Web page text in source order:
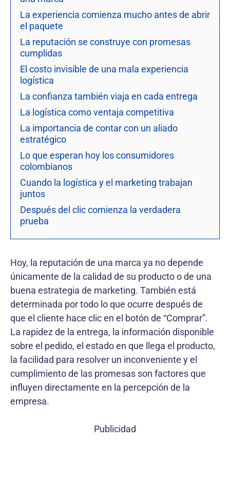
La experiencia comienza mucho antes de abrir
el paquete
La reputación se construye con promesas
cumplidas
El costo invisible de una mala experiencia
logística
La confianza también viaja en cada entrega
La logística como ventaja competitiva
La importancia de contar con un aliado
estratégico
Lo que esperan hoy los consumidores
colombianos
Cuando la logística y el marketing trabajan
juntos
Después del clic comienza la verdadera
prueba
Hoy, la reputación de una marca ya no depende
únicamente de la calidad de su producto o de una
buena estrategia de marketing. También está
determinada por todo lo que ocurre después de
que el cliente hace clic en el botón de “Comprar”.
La rapidez de la entrega, la información disponible
sobre el pedido, el estado en que llega el producto,
la facilidad para resolver un inconveniente y el
cumplimiento de las promesas son factores que
influyen directamente en la percepción de la
empresa.
Publicidad